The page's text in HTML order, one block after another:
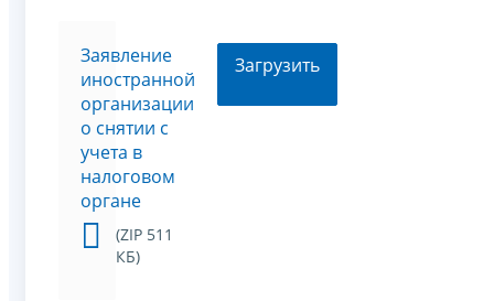
Заявление
иностранной
организации
о снятии с
учета в
налоговом
органе
(ZIP 511
КБ)
Загрузить